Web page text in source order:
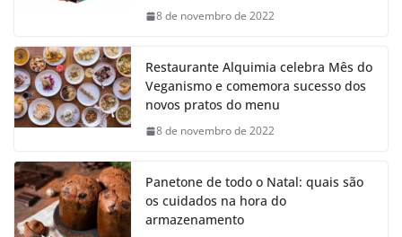
8 de novembro de 2022
Restaurante Alquimia celebra Mês do
Veganismo e comemora sucesso dos
novos pratos do menu
8 de novembro de 2022
Panetone de todo o Natal: quais são
os cuidados na hora do
armazenamento